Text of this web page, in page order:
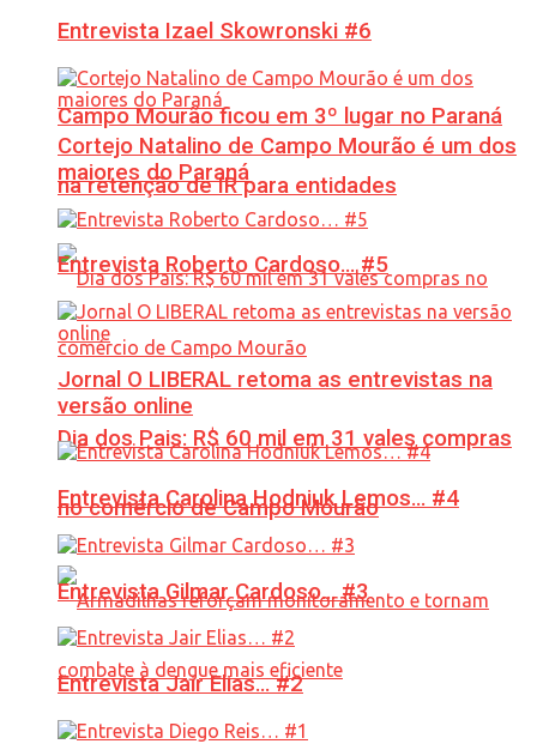
Campo Mourão ficou em 3º lugar no Paraná
na retenção de IR para entidades
Dia dos Pais: R$ 60 mil em 31 vales compras
no comércio de Campo Mourão
Entrevista Izael Skowronski #6
Cortejo Natalino de Campo Mourão é um dos
maiores do Paraná
Entrevista Roberto Cardoso… #5
Jornal O LIBERAL retoma as entrevistas na
versão online
Entrevista Carolina Hodniuk Lemos… #4
Entrevista Gilmar Cardoso… #3
Entrevista Jair Elias… #2